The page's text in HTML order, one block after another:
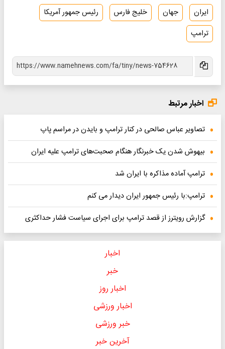
ایران جهان خلیج فارس
رئیس جمهور آمریکا
ترامپ
اخبار مرتبط
تصاویر عباس صالحی در کنار ترامپ و بایدن در مراسم پاپ
بیهوش شدن یک خبرنگار هنگام صحبت‌های ترامپ علیه ایران
ترامپ آماده مذاکره با ایران شد
ترامپ:با رئیس جمهور ایران دیدار می کنم
گزارش رویترز از قصد ترامپ برای اجرای سیاست فشار حداکثری
اخبار
خبر
اخبار روز
اخبار ورزشی
خبر ورزشی
آخرین خبر